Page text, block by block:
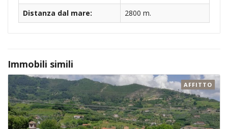
Distanza dal mare:
2800 m.
Immobili simili
AFFITTO